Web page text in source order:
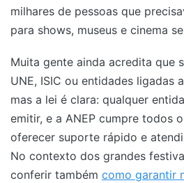
milhares de pessoas que
para shows, museus e cinema
Muita gente ainda acredita que
UNE, ISIC ou entidades ligadas
mas a lei é clara: qualquer
emitir, e a ANEP cumpre todos
oferecer suporte rápido e
No contexto dos grandes
conferir também como garantir